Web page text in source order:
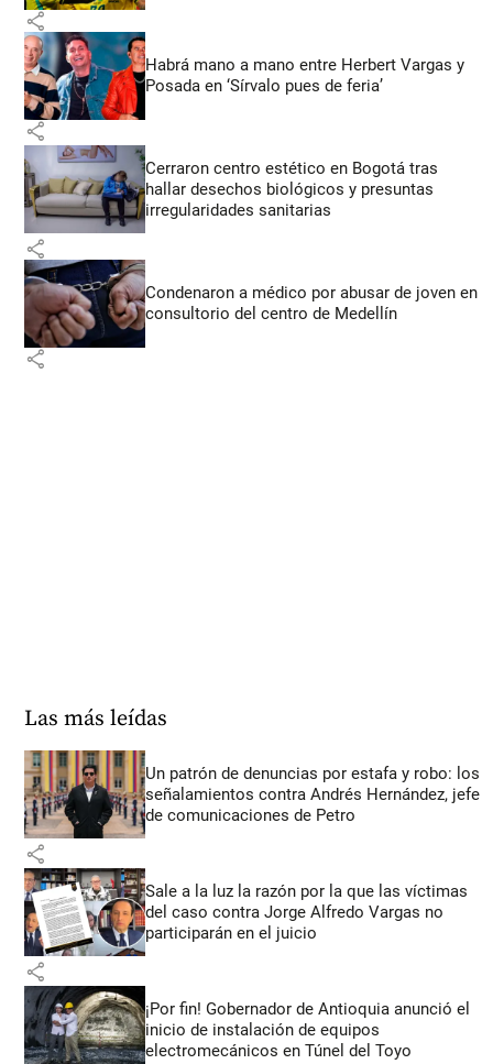
share
Habrá mano a mano entre Herbert Vargas y
Posada en ‘Sírvalo pues de feria’
share
Cerraron centro estético en Bogotá tras
hallar desechos biológicos y presuntas
irregularidades sanitarias
share
Condenaron a médico por abusar de joven en
consultorio del centro de Medellín
share
Las más leídas
Un patrón de denuncias por estafa y robo: los
señalamientos contra Andrés Hernández, jefe
de comunicaciones de Petro
share
Sale a la luz la razón por la que las víctimas
del caso contra Jorge Alfredo Vargas no
participarán en el juicio
share
¡Por fin! Gobernador de Antioquia anunció el
inicio de instalación de equipos
electromecánicos en Túnel del Toyo